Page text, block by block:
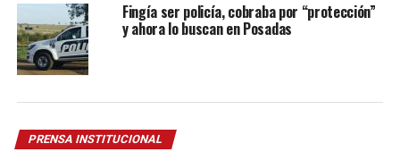
Fingía ser policía, cobraba por “protección”
y ahora lo buscan en Posadas
PRENSA INSTITUCIONAL